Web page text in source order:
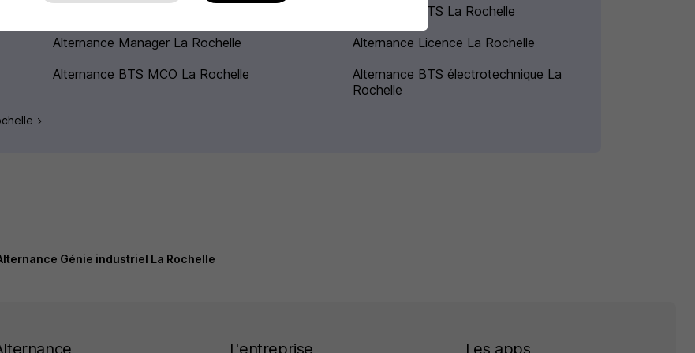
Alternance BTS La Rochelle
Alternance Manager La Rochelle
Alternance Licence La Rochelle
Alternance BTS MCO La Rochelle
Alternance BTS électrotechnique La
Rochelle
Génie industriel La Rochelle